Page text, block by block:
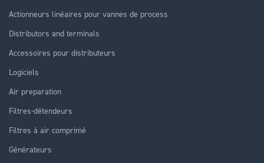
Actionneurs linéaires pour vannes de process
Distributors and terminals
Accessoires pour distributeurs
Logiciels
Air preparation
Filtres-détendeurs
Filtres à air comprimé
Générateurs